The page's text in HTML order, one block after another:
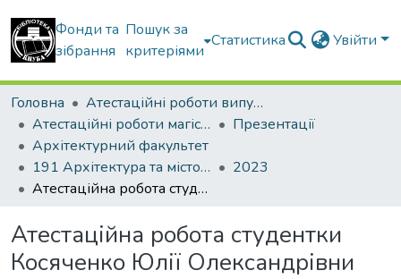
Фонди та
зібрання
Пошук за
критеріями
Статистика Увійти
Головна
Атестаційні роботи випускників
Атестаційні роботи магістрів
Презентації
Архітектурний факультет
191 Архітектура та містобудування. Архітектура будівель і споруд
2023
Атестаційна робота студентки Косяченко Юлії Олександрівни
Атестаційна робота студентки
Косяченко Юлії Олександрівни